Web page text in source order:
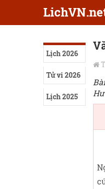
Lịch 2026
Tử vi 2026
Lịch 2025